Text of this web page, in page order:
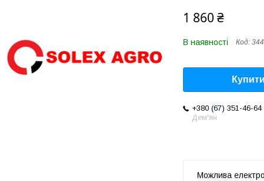
1 860 ₴
В наявності Код:
Купити
+380 (67) 351-46-64
Дем'ян